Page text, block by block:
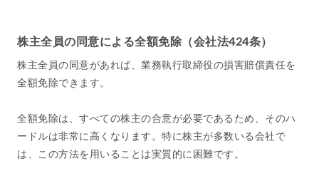
株主全員の同意による全額免除（会社法424条）
株主全員の同意があれば、業務執行取締役の損害賠償責任を
全額免除できます。
全額免除は、すべての株主の合意が必要であるため、そのハ
ードルは非常に高くなります。特に株主が多数いる会社で
は、この方法を用いることは実質的に困難です。